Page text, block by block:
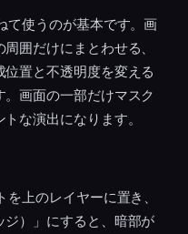
て使うのが基本です。画
囲だけにまとわせる、
置と不透明度を変える
画面の一部だけマスク
な演出になります。
上のレイヤーに置き、
）」にすると、暗部が